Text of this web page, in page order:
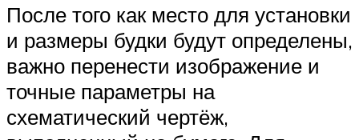
После того как место для установки
и размеры будки будут определены,
важно перенести изображение и
точные параметры на
схематический чертёж,